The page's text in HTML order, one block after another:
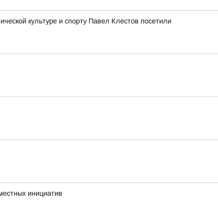
культуре и спорту Павел Клестов посетили
инициатив